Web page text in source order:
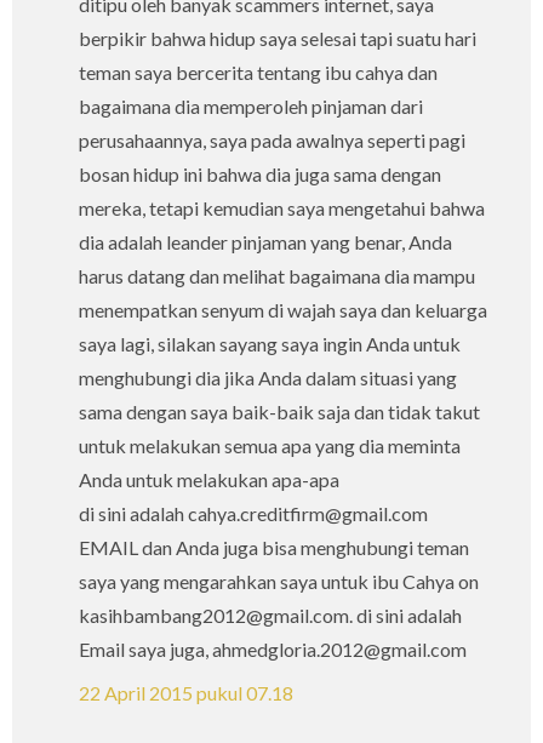
berpikir bahwa hidup saya selesai tapi suatu hari
teman saya bercerita tentang ibu cahya dan
bagaimana dia memperoleh pinjaman dari
perusahaannya, saya pada awalnya seperti pagi
bosan hidup ini bahwa dia juga sama dengan
mereka, tetapi kemudian saya mengetahui bahwa
dia adalah leander pinjaman yang benar, Anda
harus datang dan melihat bagaimana dia mampu
menempatkan senyum di wajah saya dan keluarga
saya lagi, silakan sayang saya ingin Anda untuk
menghubungi dia jika Anda dalam situasi yang
sama dengan saya baik-baik saja dan tidak takut
untuk melakukan semua apa yang dia meminta
Anda untuk melakukan apa-apa
di sini adalah cahya.creditfirm@gmail.com
EMAIL dan Anda juga bisa menghubungi teman
saya yang mengarahkan saya untuk ibu Cahya on
kasihbambang2012@gmail.com. di sini adalah
Email saya juga, ahmedgloria.2012@gmail.com
22 April 2015 pukul 07.18